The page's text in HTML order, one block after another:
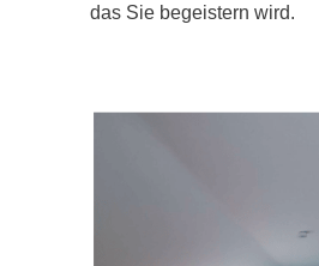
das Sie begeistern wird.